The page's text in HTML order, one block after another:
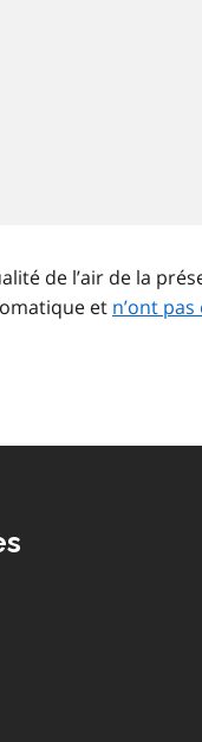
de l’air de la
et n’ont